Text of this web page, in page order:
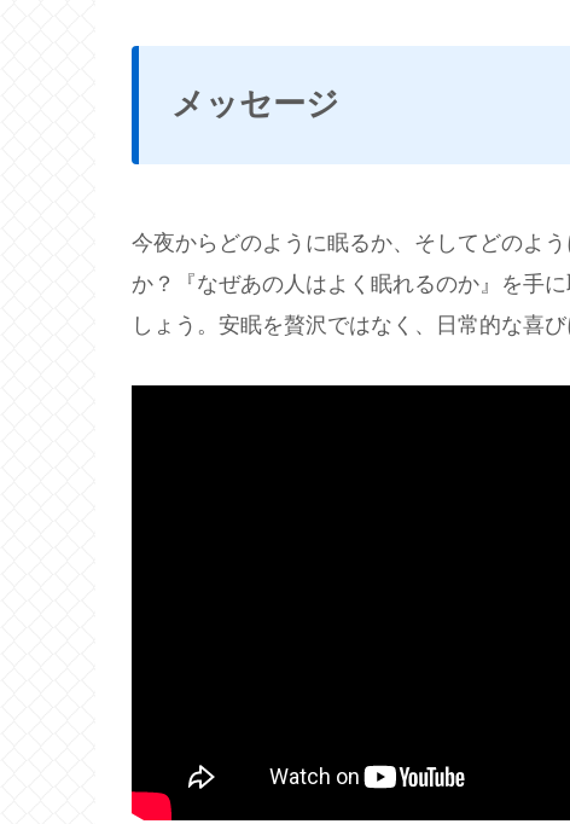
メッセージ
今夜からどのように眠るか、そしてどのよ
か？『なぜあの人はよく眠れるのか』を手
しょう。安眠を贅沢ではなく、日常的な喜び